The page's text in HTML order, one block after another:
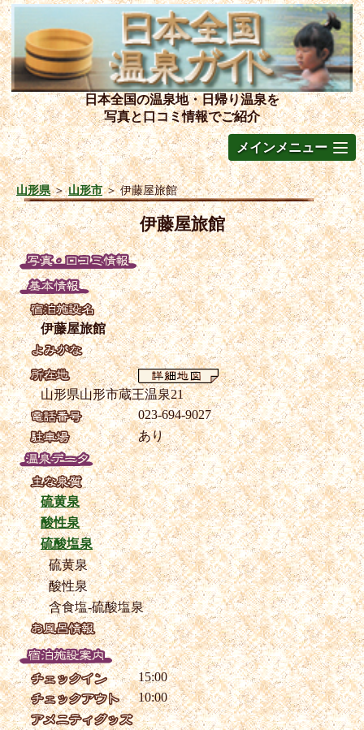
日本全国の温泉地・日帰り温泉を
写真と口コミ情報でご紹介
メインメニュー
山形県＞山形市＞伊藤屋旅館
伊藤屋旅館
伊藤屋旅館
山形県山形市蔵王温泉21
023-694-9027
あり
硫黄泉
酸性泉
硫酸塩泉
硫黄泉
酸性泉
含食塩-硫酸塩泉
15:00
10:00